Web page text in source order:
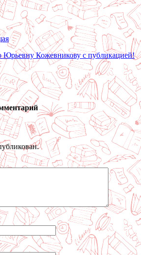
Юрьевну Кожевникову с публикацией!